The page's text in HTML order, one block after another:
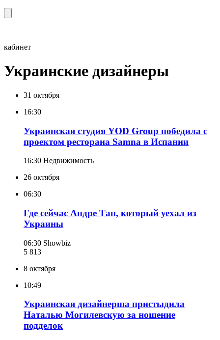
кабинет
Украинские дизайнеры
31 октября
16:30
Украинская студия YOD Group победила с
проектом ресторана Samna в Испании
16:30 Недвижимость
26 октября
06:30
Где сейчас Андре Тан, который уехал из
Украины
06:30 Showbiz
5 813
8 октября
10:49
Украинская дизайнерша пристыдила
Наталью Могилевскую за ношение
подделок